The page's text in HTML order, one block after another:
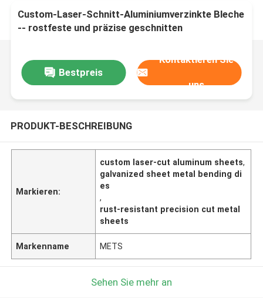
Custom-Laser-Schnitt-Aluminiumverzinkte Bleche
-- rostfeste und präzise geschnitten
Bestpreis
Kontaktieren Sie
uns
PRODUKT-BESCHREIBUNG
Markieren:
custom laser-cut aluminum sheets,
galvanized sheet metal bending di
es
,
rust-resistant precision cut metal
sheets
Markenname METS
Sehen Sie mehr an